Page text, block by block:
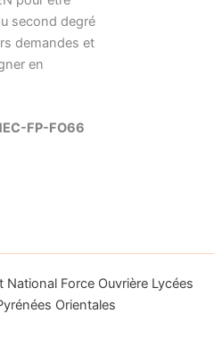
second degré
demandes et
en
FP-FO66
Force Ouvrière Lycées
Orientales